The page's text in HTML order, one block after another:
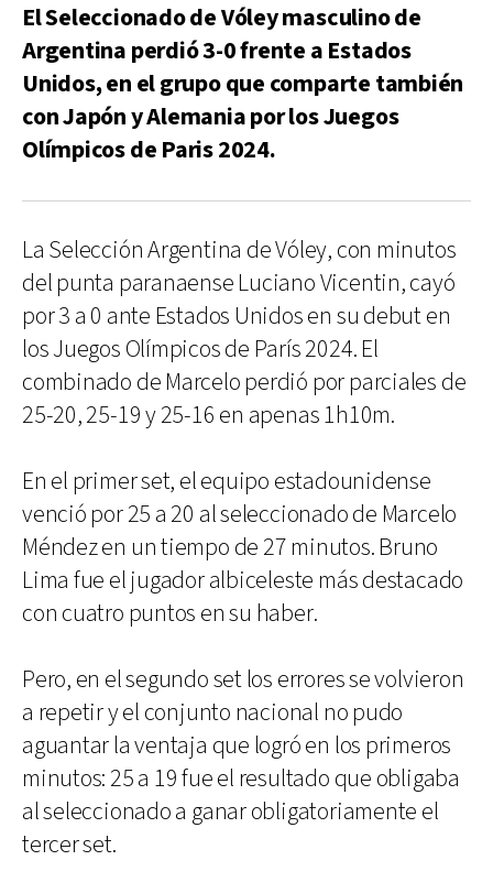
El Seleccionado de Vóley masculino de
Argentina perdió 3-0 frente a Estados
Unidos, en el grupo que comparte también
con Japón y Alemania por los Juegos
Olímpicos de Paris 2024.
La Selección Argentina de Vóley, con minutos
del punta paranaense Luciano Vicentin, cayó
por 3 a 0 ante Estados Unidos en su debut en
los Juegos Olímpicos de París 2024. El
combinado de Marcelo perdió por parciales de
25-20, 25-19 y 25-16 en apenas 1h10m.
En el primer set, el equipo estadounidense
venció por 25 a 20 al seleccionado de Marcelo
Méndez en un tiempo de 27 minutos. Bruno
Lima fue el jugador albiceleste más destacado
con cuatro puntos en su haber.
Pero, en el segundo set los errores se volvieron
a repetir y el conjunto nacional no pudo
aguantar la ventaja que logró en los primeros
minutos: 25 a 19 fue el resultado que obligaba
al seleccionado a ganar obligatoriamente el
tercer set.